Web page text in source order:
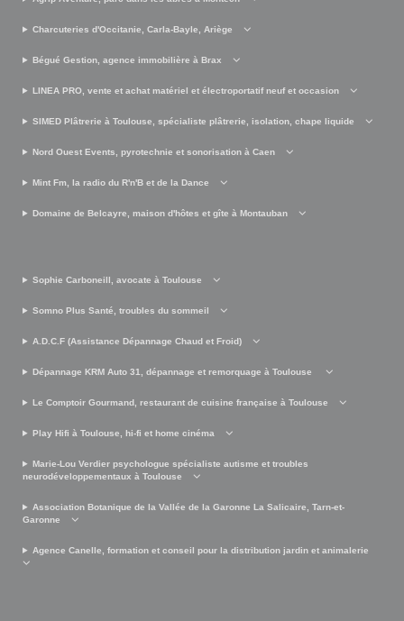
Charcuteries d'Occitanie, Carla-Bayle, Ariège
Bégué Gestion, agence immobilière à Brax
LINEA PRO, vente et achat matériel et électroportatif neuf et occasion
SIMED Plâtrerie à Toulouse, spécialiste plâtrerie, isolation, chape liquide
Nord Ouest Events, pyrotechnie et sonorisation à Caen
Mint Fm, la radio du R'n'B et de la Dance
Domaine de Belcayre, maison d'hôtes et gîte à Montauban
Sophie Carboneill, avocate à Toulouse
Somno Plus Santé, troubles du sommeil
A.D.C.F (Assistance Dépannage Chaud et Froid)
Dépannage KRM Auto 31, dépannage et remorquage à Toulouse
Le Comptoir Gourmand, restaurant de cuisine française à Toulouse
Play Hifi à Toulouse, hi-fi et home cinéma
Marie-Lou Verdier psychologue spécialiste autisme et troubles
neurodéveloppementaux à Toulouse
Association Botanique de la Vallée de la Garonne La Salicaire, Tarn-et-
Garonne
Agence Canelle, formation et conseil pour la distribution jardin et animalerie